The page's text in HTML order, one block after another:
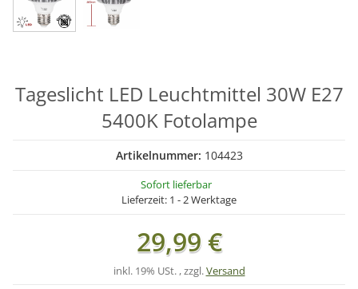
Tageslicht LED Leuchtmittel 30W E27
5400K Fotolampe
Artikelnummer: 104423
Sofort lieferbar
Lieferzeit: 1 - 2 Werktage
29,99 €
inkl. 19% USt. , zzgl.Versand